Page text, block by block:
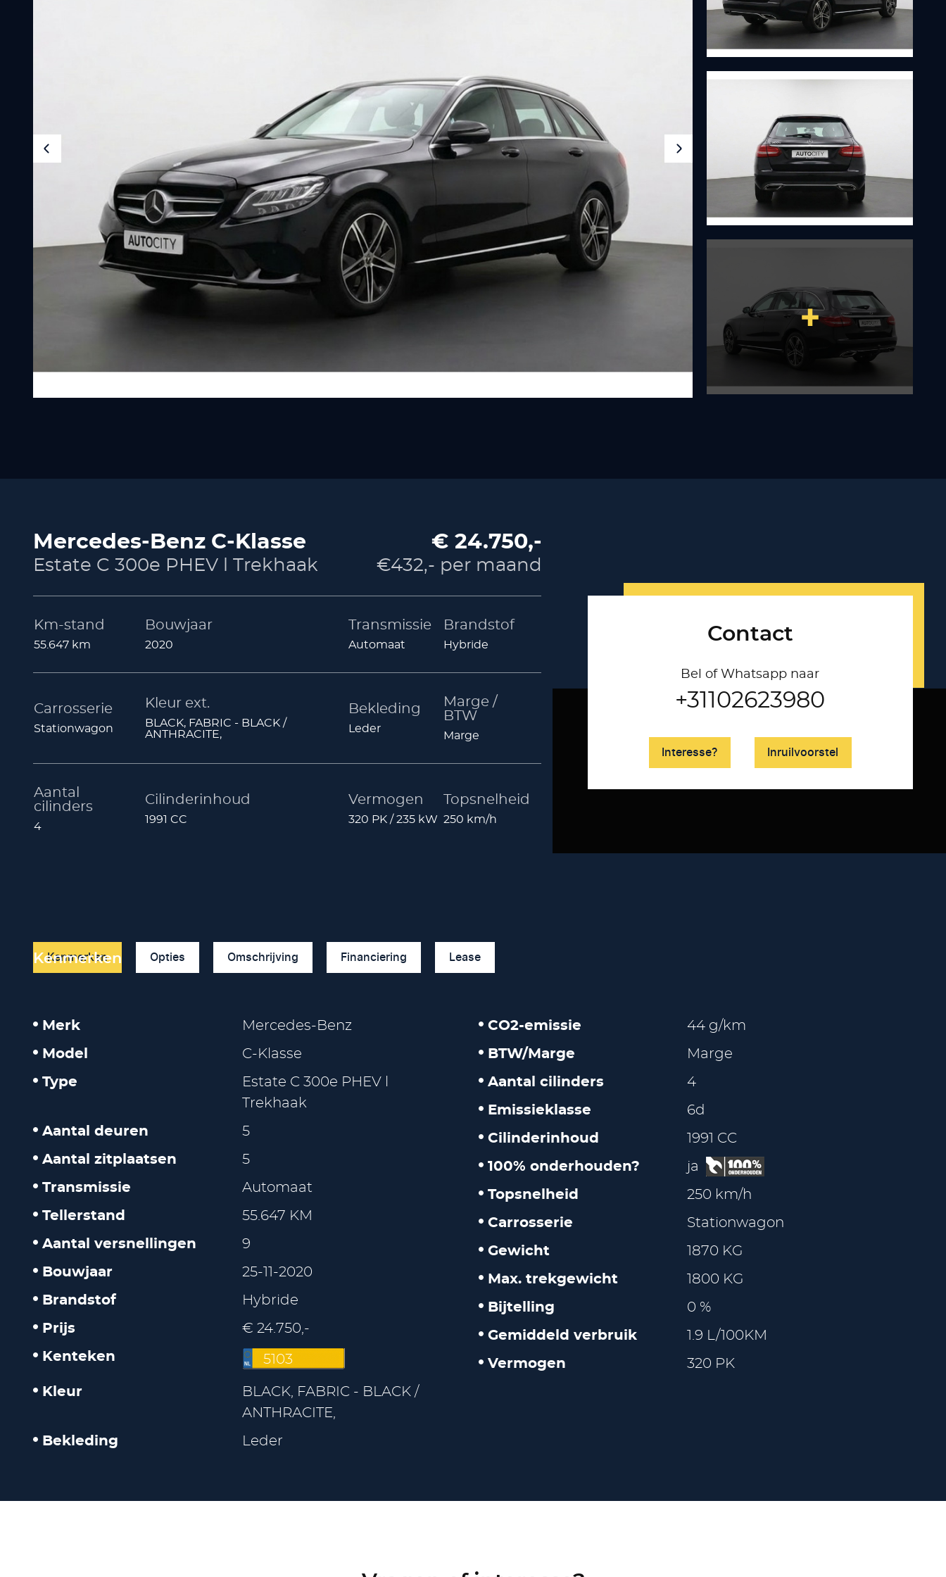
Mercedes-Benz C-Klasse
Estate C 300e PHEV l Trekhaak
€ 24.750,-
€432,- per maand
Km-stand
55.647 km
Bouwjaar
2020
Transmissie
Automaat
Brandstof
Hybride
Carrosserie
Stationwagon
Kleur ext.
BLACK, FABRIC - BLACK /
ANTHRACITE,
Bekleding
Leder
Marge /
BTW
Marge
Aantal
cilinders
4
Cilinderinhoud
1991 CC
Vermogen
320 PK / 235 kW
Topsnelheid
250 km/h
Contact
Bel of Whatsapp naar
+31102623980
Interesse? Inruilvoorstel
Kenmerken Opties Omschrijving Financiering Lease
Kenmerken
Merk
Mercedes-Benz
Model
C-Klasse
Type
Estate C 300e PHEV l
Trekhaak
Aantal deuren
5
Aantal zitplaatsen
5
Transmissie
Automaat
Tellerstand
55.647 KM
Aantal versnellingen
9
Bouwjaar
25-11-2020
Brandstof
Hybride
Prijs
€ 24.750,-
Kenteken
5103
Kleur
BLACK, FABRIC - BLACK /
ANTHRACITE,
Bekleding
Leder
CO2-emissie
44 g/km
BTW/Marge
Marge
Aantal cilinders
4
Emissieklasse
6d
Cilinderinhoud
1991 CC
100% onderhouden?
ja
Topsnelheid
250 km/h
Carrosserie
Stationwagon
Gewicht
1870 KG
Max. trekgewicht
1800 KG
Bijtelling
0 %
Gemiddeld verbruik
1.9 L/100KM
Vermogen
320 PK